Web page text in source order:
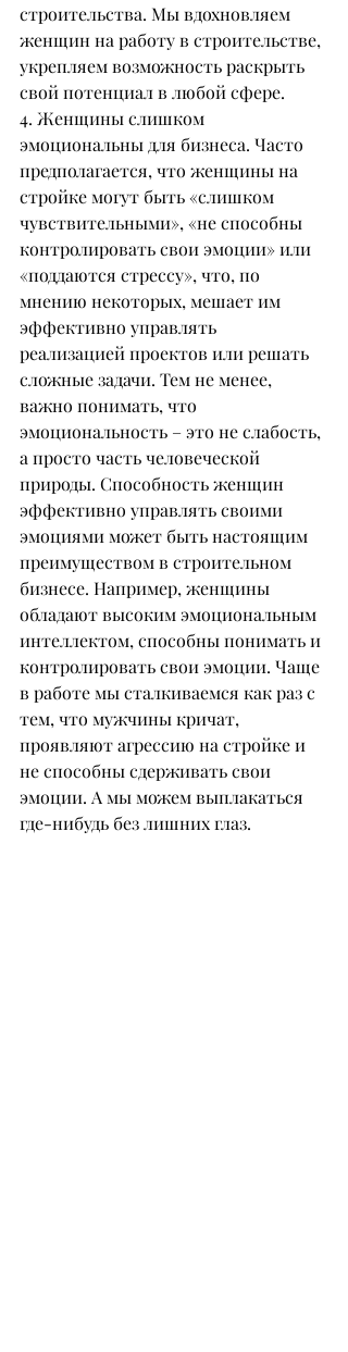
строительства. Мы вдохновляем
женщин на работу в строительстве,
укрепляем возможность раскрыть
свой потенциал в любой сфере.
4. Женщины слишком
эмоциональны для бизнеса. Часто
предполагается, что женщины на
стройке могут быть «слишком
чувствительными», «не способны
контролировать свои эмоции» или
«поддаются стрессу», что, по
мнению некоторых, мешает им
эффективно управлять
реализацией проектов или решать
сложные задачи. Тем не менее,
важно понимать, что
эмоциональность – это не слабость,
а просто часть человеческой
природы. Способность женщин
эффективно управлять своими
эмоциями может быть настоящим
преимуществом в строительном
бизнесе. Например, женщины
обладают высоким эмоциональным
интеллектом, способны понимать и
контролировать свои эмоции. Чаще
в работе мы сталкиваемся как раз с
тем, что мужчины кричат,
проявляют агрессию на стройке и
не способны сдерживать свои
эмоции. А мы можем выплакаться
где-нибудь без лишних глаз.